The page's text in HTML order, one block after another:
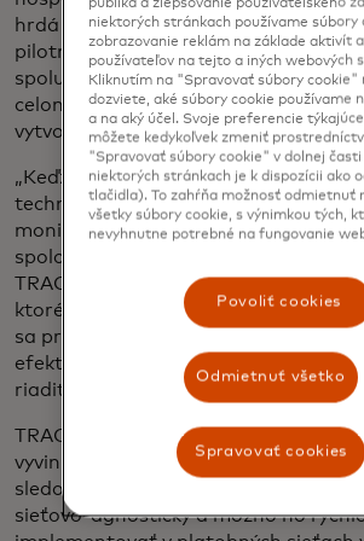
hrdá na spoluprácu so spoločnosťou
pilotnom spustení na Filipínach a je
spolupracovať s ďalšími
celom regióne na implementácii
vytvoriť silnejší a odolnejší globálny
„Keďže podvody sú čoraz
technologicky poháňané možnosti
monitorovania sú kľúčové.“ „Naše
spoločnosťou Mastercard a
TRACE nám a účastníkom siete
ktoré nám pomôžu rýchlejšie
sa prevencia podvodov stáva
efektívnejšou,“ povedala Emmie
riaditeľka spoločnosti BancNet.
TRACE je prvé sieťové riešenie pre
vyvinuté na proaktívnu identifikáciu
sledovanie rozptylu finančných
sieťovo-agnostický a možno ho
publika a zlepšovanie používateľského
niektorých stránkach používame súbory
zobrazovanie reklám na základe aktivít
používateľov na tejto a iných webových
Kliknutím na "Spravovať súbory cookie"
dozviete, aké súbory cookie používame
a na aký účel. Svoje preferencie
môžete kedykoľvek zmeniť
"Spravovať súbory cookie" v dolnej
niektorých stránkach je k dispozícii ako
tlačidla). To zahŕňa možnosť odmietnuť
všetky súbory cookie, s výnimkou tých,
nevyhnutne potrebné na fungovanie
Povoliť cookies
Odmietnuť všetko
Spravovať cookies